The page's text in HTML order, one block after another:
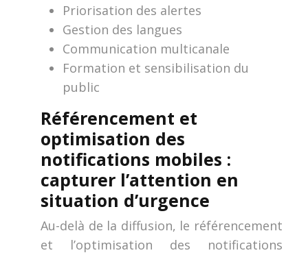
Priorisation des alertes
Gestion des langues
Communication multicanale
Formation et sensibilisation du
public
Référencement et
optimisation des
notifications mobiles :
capturer l’attention en
situation d’urgence
Au-delà de la diffusion, le référencement
et l’optimisation des notifications